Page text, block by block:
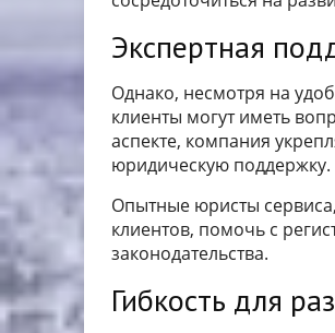
Экспертная
Однако, несмотря на
клиенты могут иметь
аспекте, компания
юридическую поддержку.
Опытные юристы
клиентов, помочь с
законодательства.
Гибкость для